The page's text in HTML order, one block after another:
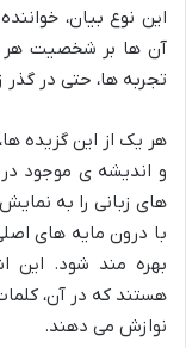
این نوع بیان،
آن ها بر شخصیت هر
تجربه ها، حتی در
هر یک از این گزیده
و اندیشه ی موجود
های زبانی را به
با درون مایه های
بهره مند شود. این
هستند که در آن،
نوازش می دهند.